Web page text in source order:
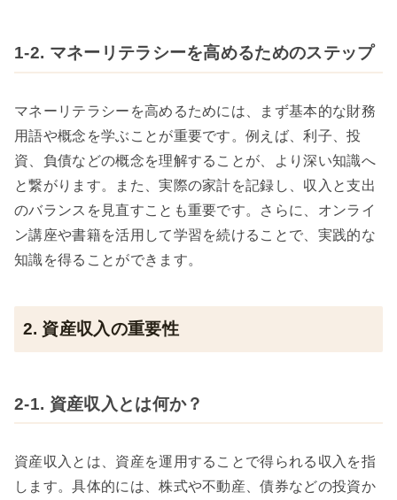
1-2. マネーリテラシーを高めるためのステップ
マネーリテラシーを高めるためには、まず基本的な財務
用語や概念を学ぶことが重要です。例えば、利子、投
資、負債などの概念を理解することが、より深い知識へ
と繋がります。また、実際の家計を記録し、収入と支出
のバランスを見直すことも重要です。さらに、オンライ
ン講座や書籍を活用して学習を続けることで、実践的な
知識を得ることができます。
2. 資産収入の重要性
2-1. 資産収入とは何か？
資産収入とは、資産を運用することで得られる収入を指
します。具体的には、株式や不動産、債券などの投資か